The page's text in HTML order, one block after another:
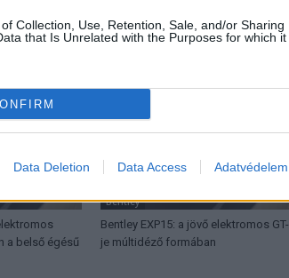
Collection, Use, Retention, Sale, and/or Sharing
that Is Unrelated with the Purposes for which it
Data Deletion Data Access Adatvédelem
a belső égésű
Bentley
Bentley EXP15: a jövő elektromos GT-
je múltidéző formában